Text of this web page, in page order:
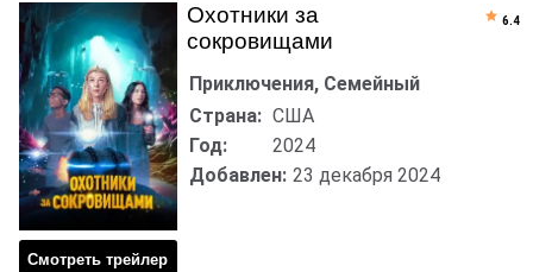
Охотники за
сокровищами
Смотреть трейлер
Приключения, Семейный
Страна: США
Год:
2024
Добавлен: 23 декабря 2024
6.4